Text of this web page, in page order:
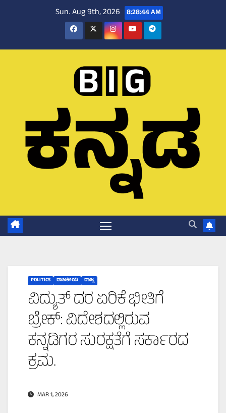
Sun. Aug 9th, 2026 8:28:45 AM
POLITICS ರಾಜಕೀಯ ರಾಜ್ಯ
ವಿದ್ಯುತ್ ದರ ಏರಿಕೆ ಭೀತಿಗೆ
ಬ್ರೇಕ್: ವಿದೇಶದಲ್ಲಿರುವ
ಕನ್ನಡಿಗರ ಸುರಕ್ಷತೆಗೆ ಸರ್ಕಾರದ
ಕ್ರಮ.
MAR 1, 2026